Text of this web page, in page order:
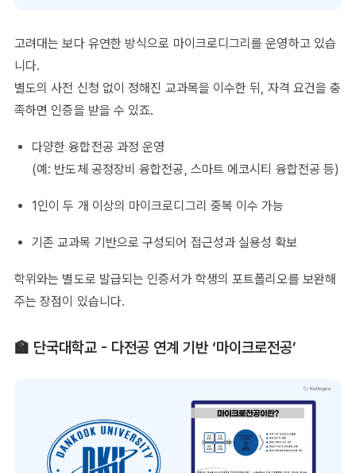
고려대는 보다 유연한 방식으로 마이크로디그리를 운영하고 있습
니다.
별도의 사전 신청 없이 정해진 교과목을 이수한 뒤, 자격 요건을 충
족하면 인증을 받을 수 있죠.
다양한 융합전공 과정 운영
(예: 반도체 공정장비 융합전공, 스마트 에코시티 융합전공 등)
1인이 두 개 이상의 마이크로디그리 중복 이수 가능
기존 교과목 기반으로 구성되어 접근성과 실용성 확보
학위와는 별도로 발급되는 인증서가 학생의 포트폴리오를 보완해
주는 장점이 있습니다.
🏫 단국대학교 - 다전공 연계 기반 ‘마이크로전공’